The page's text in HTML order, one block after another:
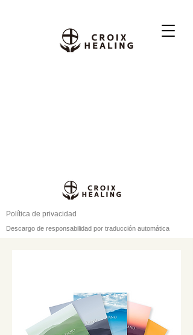
Política de privacidad
Descargo de responsabilidad por traducción automática